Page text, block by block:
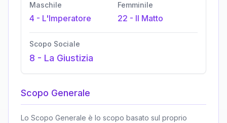
Maschile
4 - L'Imperatore
Femminile
22 - Il Matto
Scopo Sociale
8 - La Giustizia
Scopo Generale
Lo Scopo Generale è lo scopo basato sul proprio